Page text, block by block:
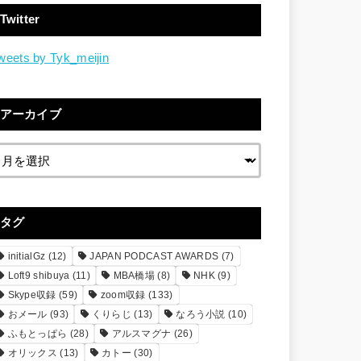
Twitter
by Tyk_meijin
アーカイブ
タグ
initialGz (12) JAPAN PODCAST AWARDS (7)
Loft9 shibuya (11) MBA橋場 (8) NHK (9)
Skype収録 (59) zoom収録 (133)
おメール (93) くりらじ (13) なろう小説 (10)
ふもとっぱら (28) アルスマグナ (26)
オリックス (13) カトー (30)